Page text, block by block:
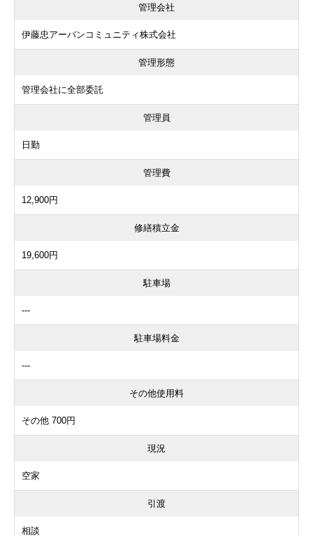
管理会社
伊藤忠アーバンコミュニティ株式会社
管理形態
管理会社に全部委託
管理員
日勤
管理費
12,900円
修繕積立金
19,600円
駐車場
---
駐車場料金
---
その他使用料
その他 700円
現況
空家
引渡
相談